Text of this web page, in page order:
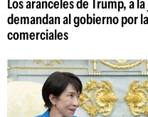
Los aranceles de Trump, a
demandan al gobierno por
comerciales